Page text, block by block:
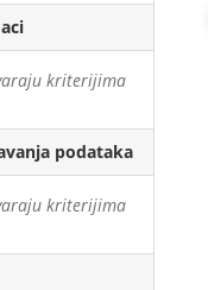
kriterijima
podataka
kriterijima